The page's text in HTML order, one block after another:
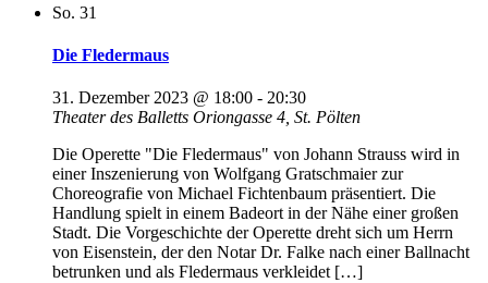
So. 31
Die Fledermaus
31. Dezember 2023 @ 18:00 - 20:30
Theater des Balletts Oriongasse 4, St. Pölten
Die Operette "Die Fledermaus" von Johann Strauss wird in
einer Inszenierung von Wolfgang Gratschmaier zur
Choreografie von Michael Fichtenbaum präsentiert. Die
Handlung spielt in einem Badeort in der Nähe einer großen
Stadt. Die Vorgeschichte der Operette dreht sich um Herrn
von Eisenstein, der den Notar Dr. Falke nach einer Ballnacht
betrunken und als Fledermaus verkleidet […]